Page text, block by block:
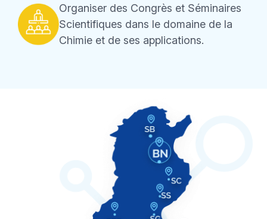
Organiser des Congrès et Séminaires
Scientifiques dans le domaine de la
Chimie et de ses applications.